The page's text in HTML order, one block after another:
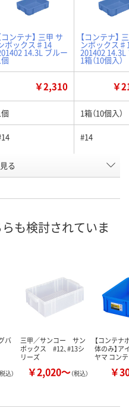
コンテナ】 三甲 サ
ボックス♯14
14.3L ブルー
【コンテナ】
ンボックス
201402 14.3L
1箱（10個入）
￥2,310 ￥
1箱（10個入）
#14
ルー
る
も検討されていま
バ
税込）
三甲／サンコー サン
ボックス #12、#13シ
リーズ
￥2,020～（税込）
【コンテナ
体のみ】ア
ヤマ コン
￥